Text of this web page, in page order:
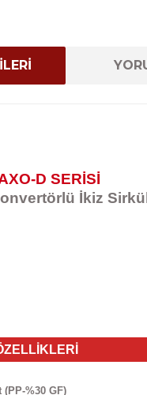
D SERİSİ
İkiz
%30 GF)